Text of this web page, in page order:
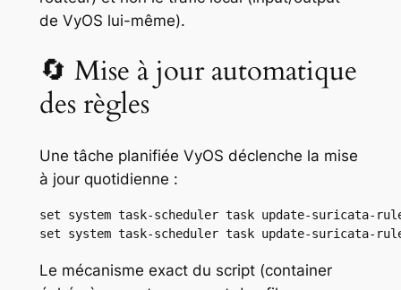
de VyOS lui-même).
🔄 Mise à jour automatique
des règles
Une tâche planifiée VyOS déclenche la mise
à jour quotidienne :
set system task-scheduler task update-suricata-
set system task-scheduler task update-suricata-
Le mécanisme exact du script (container